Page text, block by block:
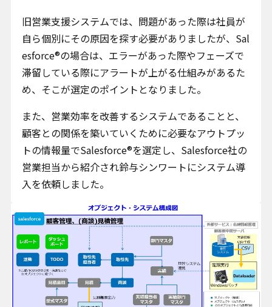
旧営業支援システムでは、問題があった際は社員が
自ら個別にその原因を探す必要がありましたが、Sal
esforce®の場合は、エラーがあった際やフェーズで
滞留している際にアラートが上がる仕組みがあるた
め、そこが選定のポイントとなりました。
また、営業効率を改善するシステムであることと、
顧客との関係を築いていくために必要なアウトプッ
トの情報量でSalesforce®を選定し、Salesforce社の
営業担当から紹介され鈴与シンワートにシステム導
入を依頼しました。